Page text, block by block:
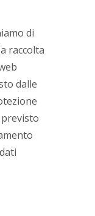
di
raccolta
dalle